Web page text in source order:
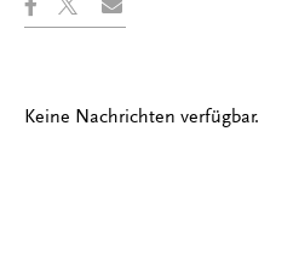
Keine Nachrichten verfügbar.